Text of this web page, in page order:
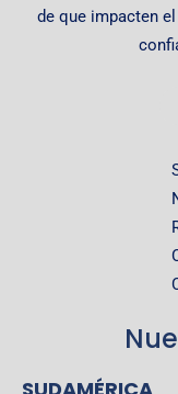
de que impacten